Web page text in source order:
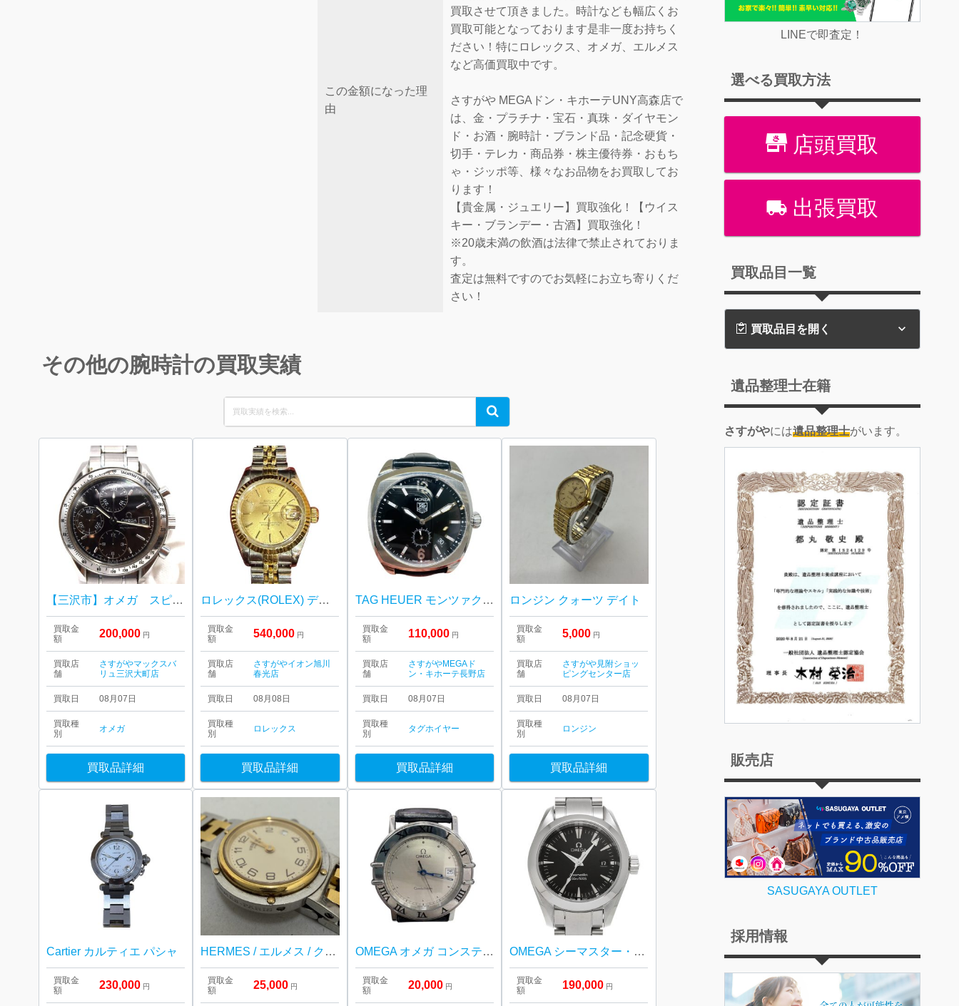
この金額になった理
由
買取させて頂きました。時計なども幅広くお
買取可能となっております是非一度お持ちく
ださい！特にロレックス、オメガ、エルメス
など高価買取中です。
さすがや MEGAドン・キホーテUNY高森店で
は、金・プラチナ・宝石・真珠・ダイヤモン
ド・お酒・腕時計・ブランド品・記念硬貨・
切手・テレカ・商品券・株主優待券・おもち
ゃ・ジッポ等、様々なお品物をお買取してお
ります！
【貴金属・ジュエリー】買取強化！【ウイス
キー・ブランデー・古酒】買取強化！
※20歳未満の飲酒は法律で禁止されておりま
す。
査定は無料ですのでお気軽にお立ち寄りくだ
さい！
その他の腕時計の買取実績
Search
for:
Search
【三沢市】オメガ スピードマスター をお買取り致しました！
買取金
額
200,000 円
買取店
舗
さすがやマックスバ
リュ三沢大町店
買取日 08月07日
買取種
別
オメガ
買取品詳細
ロレックス(ROLEX) デイトジャスト レディース Ref.69173 腕時計
買取金
額
540,000 円
買取店
舗
さすがやイオン旭川
春光店
買取日 08月08日
買取種
別
ロレックス
買取品詳細
TAG HEUER モンツァクラシックオートマチック タグホイヤー
買取金
額
110,000 円
買取店
舗
さすがやMEGAド
ン・キホーテ長野店
買取日 08月07日
買取種
別
タグホイヤー
買取品詳細
ロンジン クォーツ デイト
買取金
額
5,000 円
買取店
舗
さすがや見附ショッ
ピングセンター店
買取日 08月07日
買取種
別
ロンジン
買取品詳細
Cartier カルティエ パシャ
買取金
額
230,000 円
HERMES / エルメス / クリッパー / QZ / レディース / 腕時計
買取金
額
25,000 円
OMEGA オメガ コンステレーション デイト クォーツ
買取金
額
20,000 円
OMEGA シーマスター・アクアテラ・2517.50
買取金
額
190,000 円
LINEで即査定！
選べる買取方法
店頭買取
出張買取
買取品目一覧
買取品目を開く
遺品整理士在籍
さすがやには遺品整理士がいます。
販売店
SASUGAYA OUTLET
採用情報